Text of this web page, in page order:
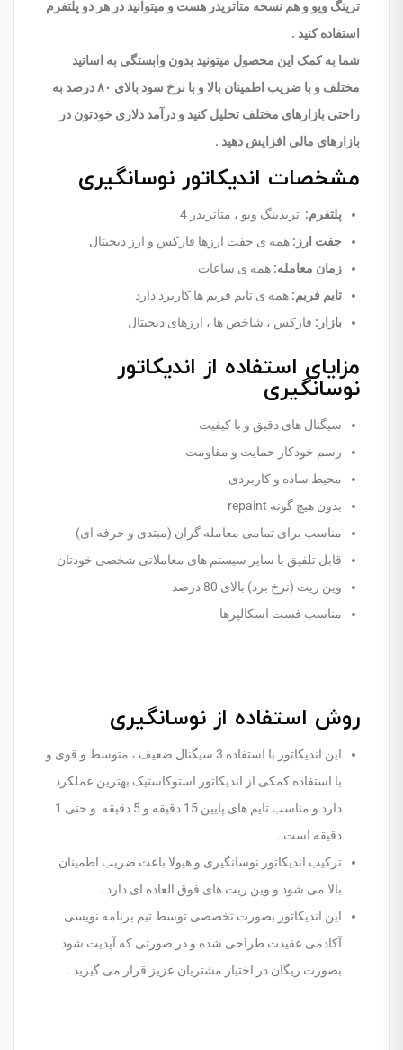
ترینگ ویو و هم نسخه متاتریدر هست و میتوانید در هر دو پلتفرم
استفاده کنید .
شما به کمک این محصول میتونید بدون وابستگی به اساتید
مختلف و با ضریب اطمینان بالا و با نرخ سود بالای ۸۰ درصد به
راحتی بازارهای مختلف تحلیل کنید و درآمد دلاری خودتون در
بازارهای مالی افزایش دهید .
مشخصات اندیکاتور نوسانگیری
پلتفرم: تریدینگ ویو ، متاتریدر 4
جفت ارز : همه ی جفت ارزها فارکس و ارز دیجیتال
زمان معامله: همه ی ساعات
تایم فریم: همه ی تایم فریم ها کاربرد دارد
بازار : فارکس ، شاخص ها ، ارزهای دیجیتال
مزایای استفاده از اندیکاتور
نوسانگیری
سیگنال های دقیق و با کیفیت
رسم خودکار حمایت و مقاومت
محیط ساده و کاربردی
بدون هیچ گونه repaint
مناسب برای تمامی معامله گران (مبتدی و حرفه ای)
قابل تلفیق با سایر سیستم های معاملاتی شخصی خودتان
وین ریت (نرخ برد) بالای 80 درصد
مناسب فست اسکالپرها
روش استفاده از نوسانگیری
این اندیکاتور با استفاده 3 سیگنال ضعیف ، متوسط و قوی و
با استفاده کمکی از اندیکاتور استوکاستیک بهترین عملکرد
دارد و مناسب تایم های پایین 15 دقیقه و 5 دقیقه و حتی 1
دقیقه است .
ترکیب اندیکاتور نوسانگیری و هیولا باعث ضریب اطمینان
بالا می شود و وین ریت های فوق العاده ای دارد .
این اندیکاتور بصورت تخصصی توسط تیم برنامه نویسی
آکادمی عقیدت طراحی شده و در صورتی که آپدیت شود
بصورت ریگان در اختیار مشتریان عزیز قرار می گیرید .